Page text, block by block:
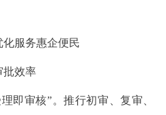
服务惠企便民
效率
审核”。推行初审、复审、